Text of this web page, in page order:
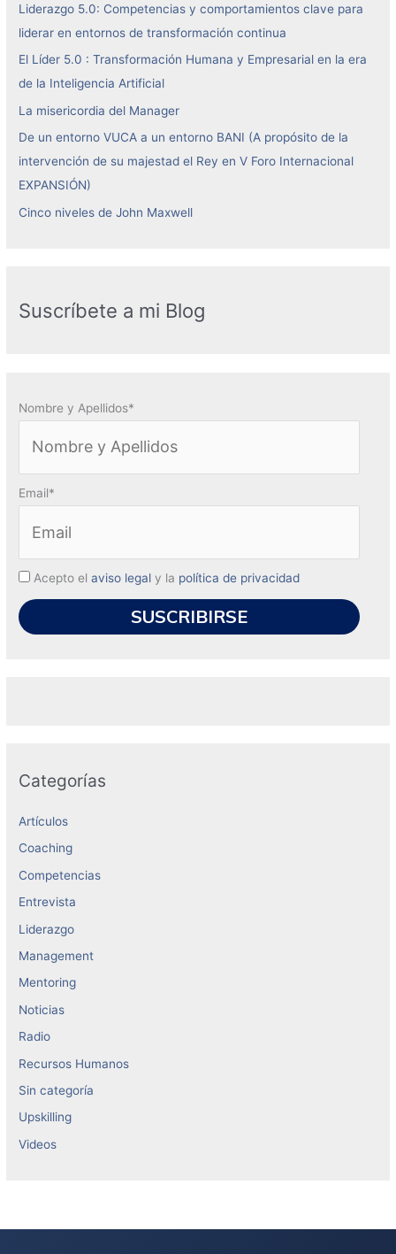
Liderazgo 5.0: Competencias y comportamientos clave para
liderar en entornos de transformación continua
El Líder 5.0 : Transformación Humana y Empresarial en la era
de la Inteligencia Artificial
La misericordia del Manager
De un entorno VUCA a un entorno BANI (A propósito de la
intervención de su majestad el Rey en V Foro Internacional
EXPANSIÓN)
Cinco niveles de John Maxwell
Suscríbete a mi Blog
Nombre y Apellidos*
Email*
Acepto elaviso legal y la política de privacidad
Categorías
Artículos
Coaching
Competencias
Entrevista
Liderazgo
Management
Mentoring
Noticias
Radio
Recursos Humanos
Sin categoría
Upskilling
Videos